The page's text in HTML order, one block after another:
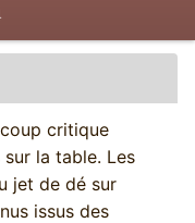
critique
la table. Les
jet de dé sur
issus des